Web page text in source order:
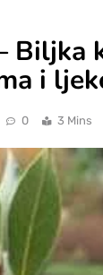
Biljka
i
0 3 Mins